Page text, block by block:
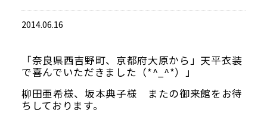
当館について
メディア実績
活動実績
2014.06.16
「奈良県西吉野町、京都府大原から」天平衣装
で喜んでいただきました（*^_^*）」
柳田亜希様、坂本典子様 またの御来館をお待
ちしております。